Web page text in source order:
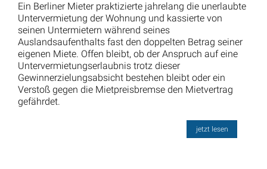
Ein Berliner Mieter praktizierte jahrelang die unerlaubte
Untervermietung der Wohnung und kassierte von
seinen Untermietern während seines
Auslandsaufenthalts fast den doppelten Betrag seiner
eigenen Miete. Offen bleibt, ob der Anspruch auf eine
Untervermietungserlaubnis trotz dieser
Gewinnerzielungsabsicht bestehen bleibt oder ein
Verstoß gegen die Mietpreisbremse den Mietvertrag
gefährdet.
jetzt lesen